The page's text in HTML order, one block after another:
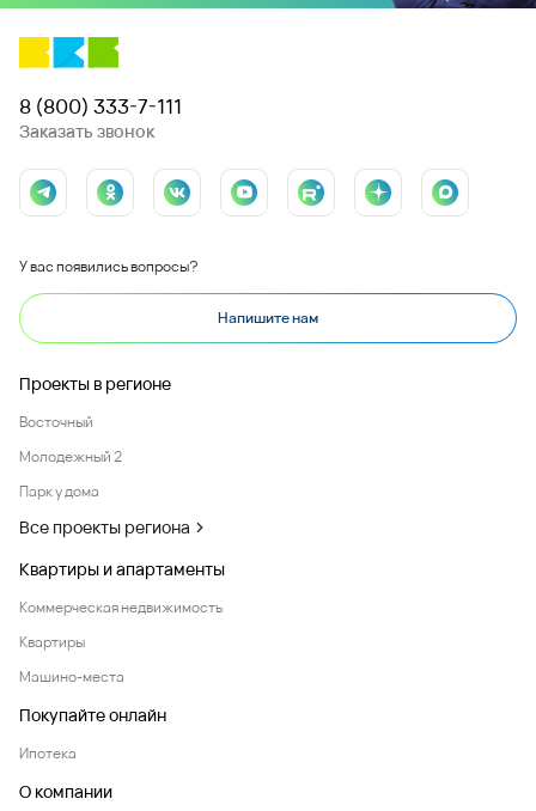
8 (800) 333-7-111
Заказать звонок
У вас появились вопросы?
Напишите нам
Проекты в регионе
Восточный
Молодежный 2
Парк у дома
Все проекты региона
Квартиры и апартаменты
Коммерческая недвижимость
Квартиры
Машино-места
Покупайте онлайн
Ипотека
О компании